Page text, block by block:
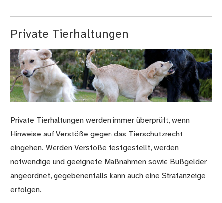
Private Tierhaltungen
Private Tierhaltungen werden immer überprüft, wenn
Hinweise auf Verstöße gegen das Tierschutzrecht
eingehen. Werden Verstöße festgestellt, werden
notwendige und geeignete Maßnahmen sowie Bußgelder
angeordnet, gegebenenfalls kann auch eine Strafanzeige
erfolgen.